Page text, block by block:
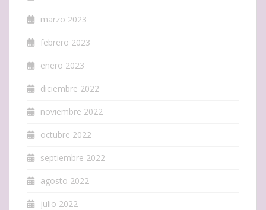
marzo 2023
febrero 2023
enero 2023
diciembre 2022
noviembre 2022
octubre 2022
septiembre 2022
agosto 2022
julio 2022